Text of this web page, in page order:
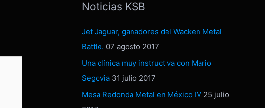
Noticias KSB
Jet Jaguar, ganadores del Wacken Metal
Battle. 07 agosto 2017
Una clínica muy instructiva con Mario
Segovia 31 julio 2017
Mesa Redonda Metal en México IV 25 julio